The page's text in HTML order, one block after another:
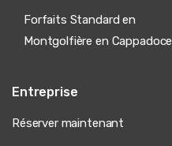
Forfaits Standard en
Montgolfière en Cappadoce
Entreprise
Réserver maintenant